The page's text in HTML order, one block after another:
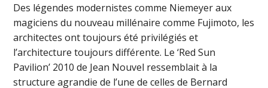
Des légendes modernistes comme Niemeyer aux
magiciens du nouveau millénaire comme Fujimoto, les
architectes ont toujours été privilégiés et
l’architecture toujours différente. Le ‘Red Sun
Pavilion’ 2010 de Jean Nouvel ressemblait à la
structure agrandie de l’une de celles de Bernard